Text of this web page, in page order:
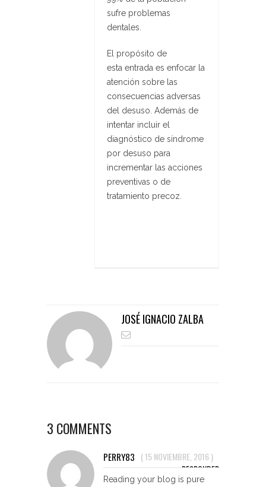
sufre problemas
dentales.
El propósito de
esta entrada es enfocar la
atención sobre las
consecuencias adversas
del desuso. Además de
intentar incluir el
diagnóstico de síndrome
por desuso para
incrementar las acciones
preventivas o de
tratamiento precoz.
JOSÉ IGNACIO ZALBA
3 COMMENTS
PERRY83 (15 NOVIEMBRE, 2016)
RESPONDER
Reading your blog is pure